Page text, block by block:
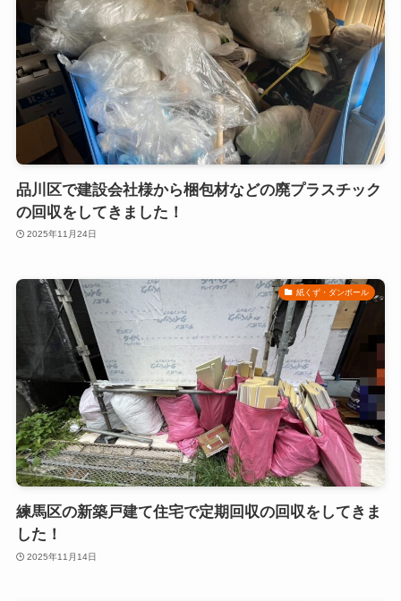
品川区で建設会社様から梱包材などの廃プラスチック
の回収をしてきました！
2025年11月24日
紙くず・ダンボール
練馬区の新築戸建て住宅で定期回収の回収をしてきま
した！
2025年11月14日